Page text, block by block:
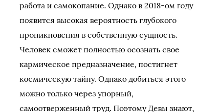
работа и самокопание. Однако в 2018-ом году
появится высокая вероятность глубокого
проникновения в собственную сущность.
Человек сможет полностью осознать свое
кармическое предназначение, постигнет
космическую тайну. Однако добиться этого
можно только через упорный,
самоотверженный труд. Поэтому Девы знают,